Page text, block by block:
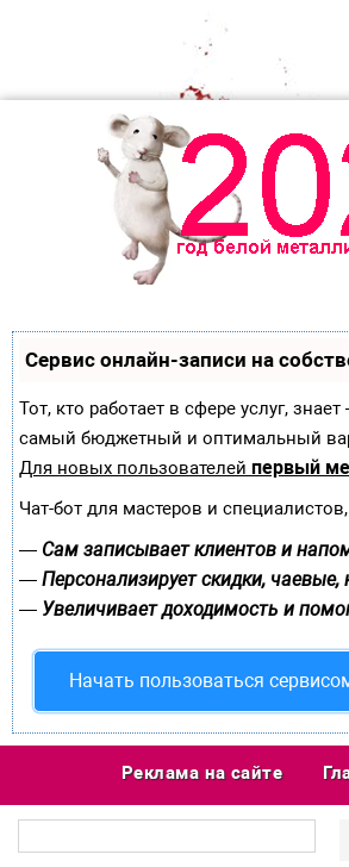
Сервис онлайн-записи на
Тот, кто работает в сфере услуг,
самый бюджетный и оптимальный
Для новых пользователей первый
Чат-бот для мастеров и
— Сам записывает клиентов и
— Персонализирует скидки,
— Увеличивает доходимость и
Начать пользоваться
Реклама на сайте